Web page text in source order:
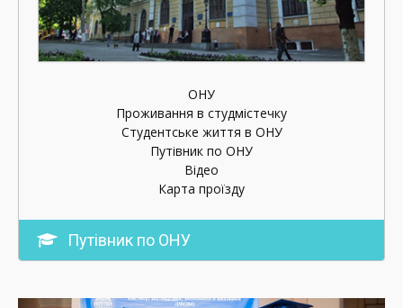
ОНУ
Проживання в студмістечку
Студентське життя в ОНУ
Путівник по ОНУ
Відео
Карта проїзду
Путівник по ОНУ